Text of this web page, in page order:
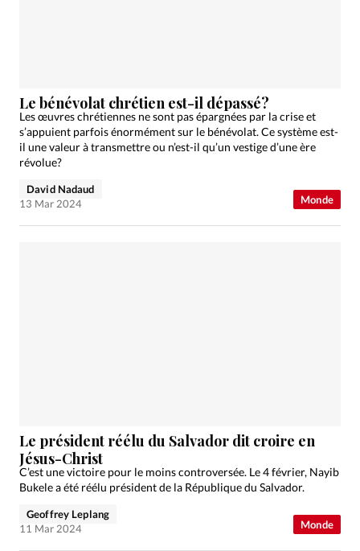
Monde
Le bénévolat chrétien est-il dépassé?
Les œuvres chrétiennes ne sont pas épargnées par la crise et
s’appuient parfois énormément sur le bénévolat. Ce système est-
il une valeur à transmettre ou n’est-il qu’un vestige d’une ère
révolue?
David Nadaud
13 Mar 2024
Monde
Le président réélu du Salvador dit croire en
Jésus-Christ
C’est une victoire pour le moins controversée. Le 4 février, Nayib
Bukele a été réélu président de la République du Salvador.
Geoffrey Leplang
11 Mar 2024